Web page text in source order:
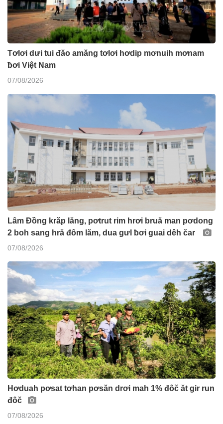
Tơlơi dưi tui đăo amăng tơlơi hơdip mơnuih mơnam
ƀơi Việt Nam
07/08/2026
Lâm Đồng krăp lăng, pơtrut rim hrơi bruă man pơdong
2 boh sang hră đôm lăm, dua gưl ƀơi guai dêh čar
07/08/2026
Hơduah pơsat tơhan pơsăn drơi mah 1% đôč ăt gir run
đôč
07/08/2026